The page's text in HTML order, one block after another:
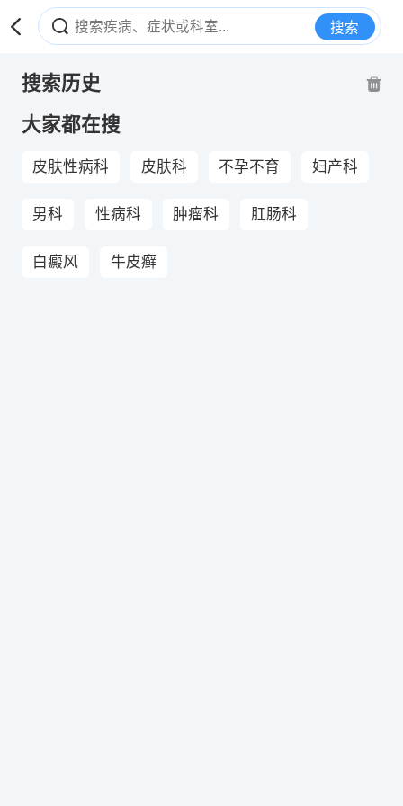
搜索
搜索历史
大家都在搜
皮肤性病科 皮肤科 不孕不育 妇产科
男科 性病科 肿瘤科 肛肠科
白癜风 牛皮癣